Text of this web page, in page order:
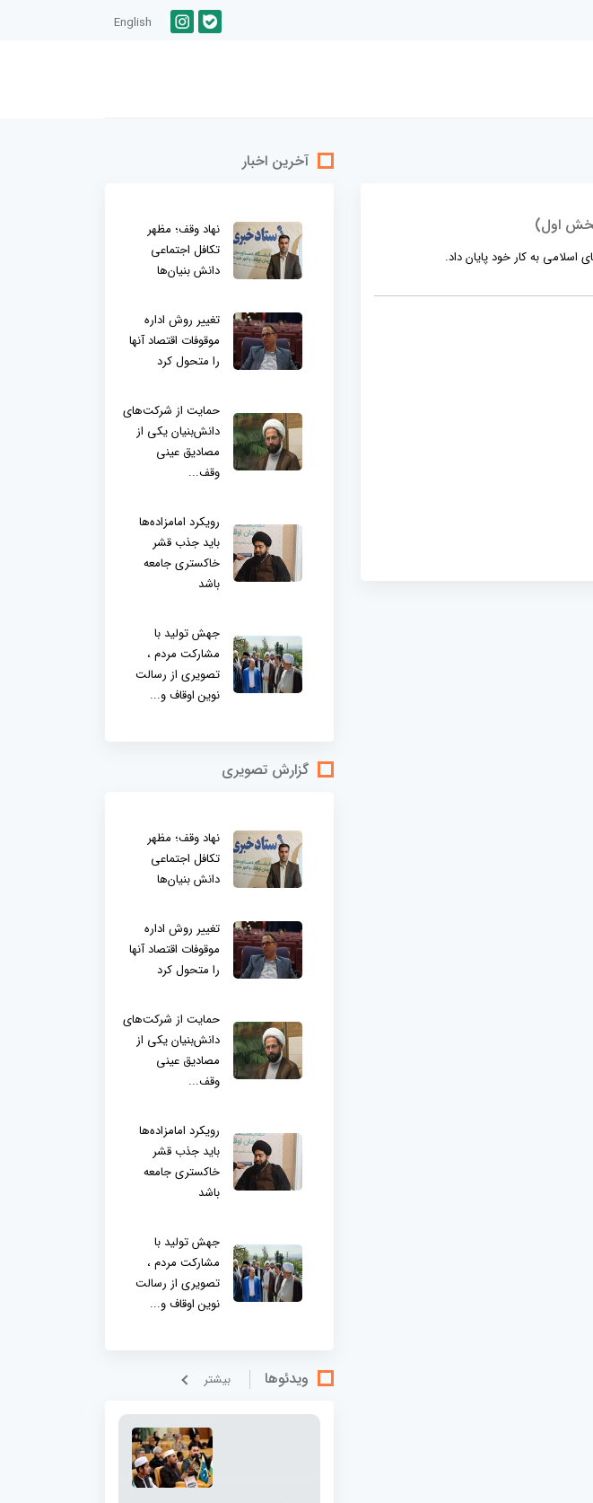
English
اول)
اسلامی به کار خود پایان داد.
آخرین اخبار
نهاد وقف؛ مظهر
تکافل اجتماعی
دانش بنیان‌ها
تغییر روش اداره
موقوفات اقتصاد آنها
را متحول کرد
حمایت از شرکت‌های
دانش‌بنیان یکی از
مصادیق عینی
وقف...
رویکرد امامزاده‌ها
باید جذب قشر
خاکستری جامعه
باشد
جهش تولید با
مشارکت مردم ،
تصویری از رسالت
نوین اوقاف و...
گزارش تصویری
نهاد وقف؛ مظهر
تکافل اجتماعی
دانش بنیان‌ها
تغییر روش اداره
موقوفات اقتصاد آنها
را متحول کرد
حمایت از شرکت‌های
دانش‌بنیان یکی از
مصادیق عینی
وقف...
رویکرد امامزاده‌ها
باید جذب قشر
خاکستری جامعه
باشد
جهش تولید با
مشارکت مردم ،
تصویری از رسالت
نوین اوقاف و...
ویدئوها بيشتر